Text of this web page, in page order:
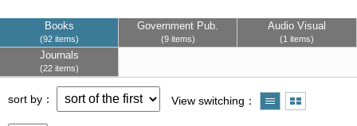
Books
92 items
Government Pub.
9 items
Audio Visual
1 items
Journals
22 items
sort by View switching